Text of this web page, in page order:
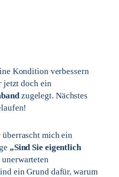
Kondition verbessern
jetzt doch ein
zugelegt. Nächstes
mich ein
„Sind Sie eigentlich
unerwarteten
ein Grund dafür, warum